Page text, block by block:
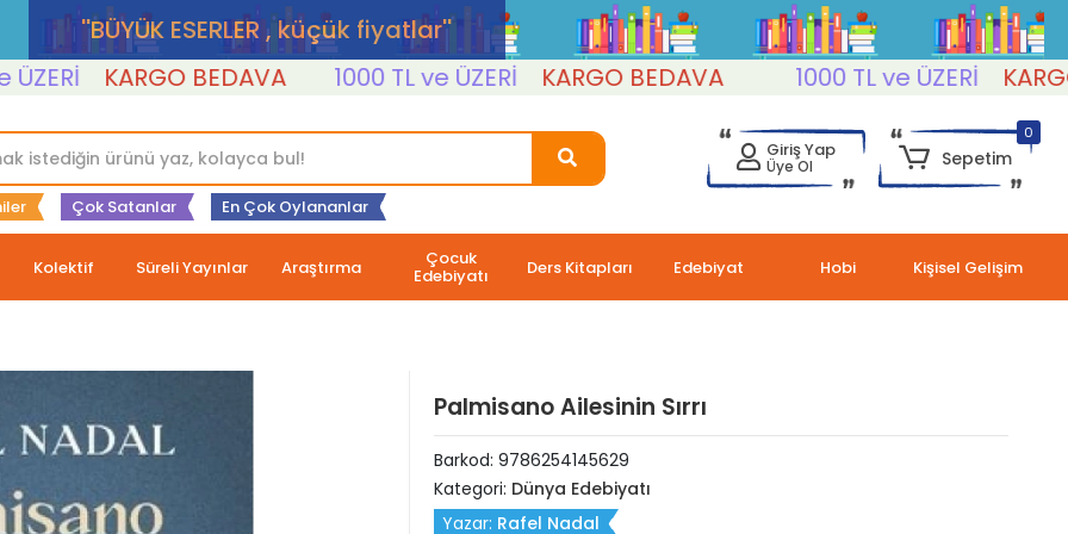
''BÜYÜK ESERLER , küçük fiyatlar''
KARGO BEDAVA 1000 TL ve ÜZERİ KARGO BEDAVA 1000 TL ve ÜZERİ KARGO
Çok Satanlar En Çok Oylananlar
Giriş Yap
Üye Ol
0
Sepetim
Kolektif Süreli Yayınlar Araştırma Çocuk
Edebiyatı Ders Kitapları Edebiyat Hobi Kişisel Gelişim
Palmisano Ailesinin Sırrı
Barkod: 9786254145629
Kategori: Dünya Edebiyatı
Yazar: Rafel Nadal